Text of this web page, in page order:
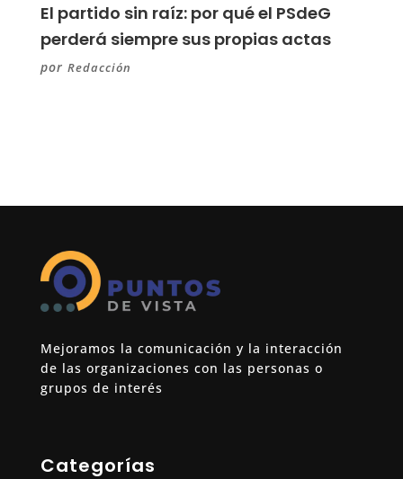
El partido sin raíz: por qué el PSdeG
perderá siempre sus propias actas
por Redacción
Mejoramos la comunicación y la interacción
de las organizaciones con las personas o
grupos de interés
Categorías